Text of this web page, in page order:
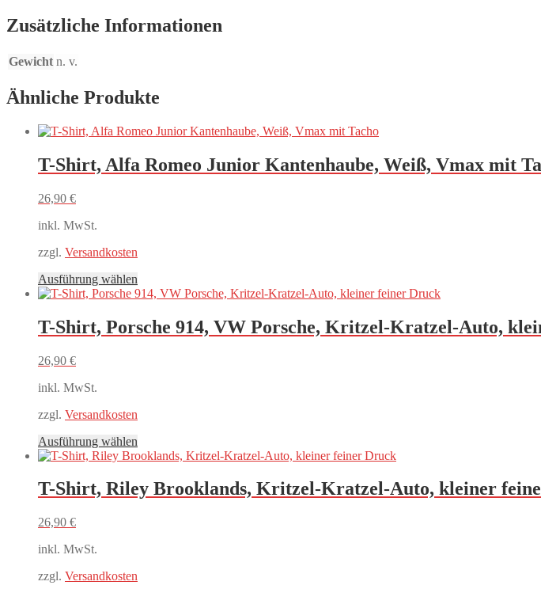
Zusätzliche Informationen
Gewicht n. v.
Ähnliche Produkte
T-Shirt, Alfa Romeo Junior Kantenhaube, Weiß, Vmax mit
26,90 €
inkl. MwSt.
zzgl. Versandkosten
Ausführung wählen
Produkt
mehrere
Varianten
der
gewählt
werden
T-Shirt, Porsche 914, VW Porsche, Kritzel-Kratzel-Auto,
26,90 €
inkl. MwSt.
zzgl. Versandkosten
Ausführung wählen
Produkt
mehrere
Varianten
der
T-Shirt, Riley Brooklands, Kritzel-Kratzel-Auto, kleiner
26,90 €
inkl. MwSt.
zzgl. Versandkosten